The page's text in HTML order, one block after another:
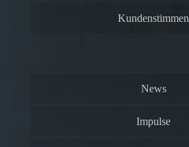
Kundenstimmen
News
Impulse